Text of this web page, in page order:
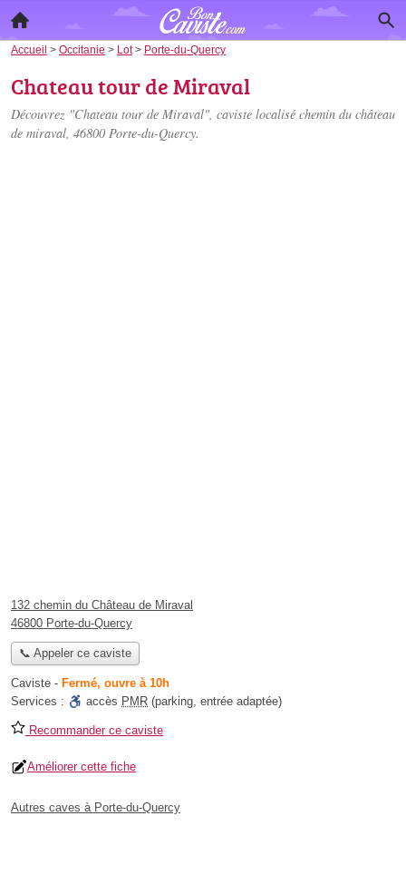
Accueil > Occitanie > Lot> Porte-du-Quercy
Chateau tour de Miraval
Découvrez "Chateau tour de Miraval", caviste localisé chemin du château
de miraval, 46800 Porte-du-Quercy.
132 chemin du Château de Miraval
46800 Porte-du-Quercy
📞 Appeler ce caviste
Caviste - Fermé, ouvre à 10h
Services :
accès PMR (parking, entrée adaptée)
Recommander ce caviste
Améliorer cette fiche
Autres caves à Porte-du-Quercy